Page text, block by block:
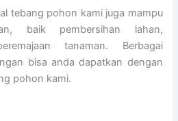
tebang pohon kami juga mampu
baik pembersihan lahan,
tanaman. Berbagai
bisa anda dapatkan dengan
pohon kami.